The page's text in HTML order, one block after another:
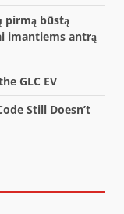
pirmą būstą
imantiems antrą
GLC EV
Still Doesn’t